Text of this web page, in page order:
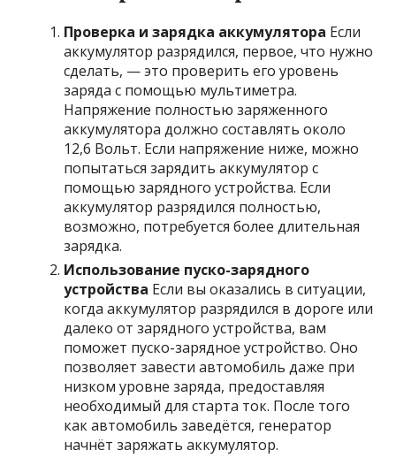
Проверка и зарядка аккумулятора Если
аккумулятор разрядился, первое, что нужно
сделать, — это проверить его уровень
заряда с помощью мультиметра.
Напряжение полностью заряженного
аккумулятора должно составлять около
12,6 Вольт. Если напряжение ниже, можно
попытаться зарядить аккумулятор с
помощью зарядного устройства. Если
аккумулятор разрядился полностью,
возможно, потребуется более длительная
зарядка.
Использование пуско-зарядного
устройства Если вы оказались в ситуации,
когда аккумулятор разрядился в дороге или
далеко от зарядного устройства, вам
поможет пуско-зарядное устройство. Оно
позволяет завести автомобиль даже при
низком уровне заряда, предоставляя
необходимый для старта ток. После того
как автомобиль заведётся, генератор
начнёт заряжать аккумулятор.